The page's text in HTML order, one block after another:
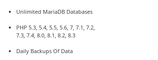
Unlimited MariaDB Databases
PHP 5.3, 5.4, 5.5, 5.6, 7, 7.1, 7.2,
7.3, 7.4, 8.0, 8.1, 8.2, 8.3
Daily Backups Of Data